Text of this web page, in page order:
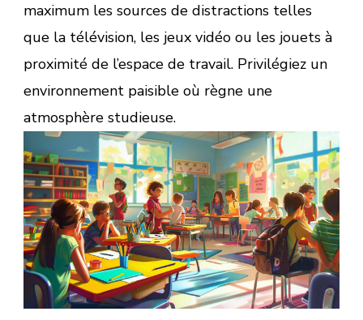
maximum les sources de distractions telles
que la télévision, les jeux vidéo ou les jouets à
proximité de l’espace de travail. Privilégiez un
environnement paisible où règne une
atmosphère studieuse.